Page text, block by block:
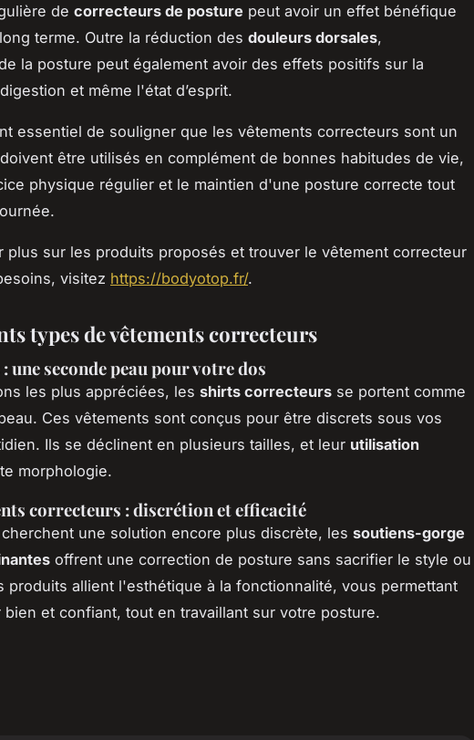
de correcteurs de posture peut avoir un effet bénéfique
terme. Outre la réduction des douleurs dorsales,
la posture peut également avoir des effets positifs sur la
et même l'état d’esprit.
essentiel de souligner que les vêtements correcteurs sont un
être utilisés en complément de bonnes habitudes de vie,
physique régulier et le maintien d'une posture correcte tout
plus sur les produits proposés et trouver le vêtement correcteur
visitez https://bodyotop.fr/.
types de vêtements correcteurs
une seconde peau pour votre dos
les plus appréciées, les shirts correcteurs se portent comme
Ces vêtements sont conçus pour être discrets sous vos
Ils se déclinent en plusieurs tailles, et leur utilisation
morphologie.
correcteurs : discrétion et efficacité
une solution encore plus discrète, les soutiens-gorge
offrent une correction de posture sans sacrifier le style ou
produits allient l'esthétique à la fonctionnalité, vous permettant
et confiant, tout en travaillant sur votre posture.